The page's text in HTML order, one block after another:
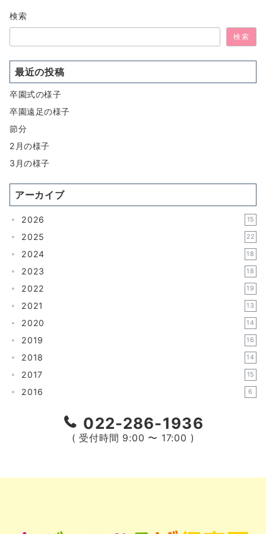
ョ
ン
検索
検索
最近の投稿
卒園式の様子
卒園遠足の様子
節分
2月の様子
3月の様子
アーカイブ
2026 15
2025 22
2024 18
2023 18
2022 19
2021 13
2020 14
2019 16
2018 14
2017 15
2016 6
022-286-1936
( 受付時間 9:00 〜 17:00 )